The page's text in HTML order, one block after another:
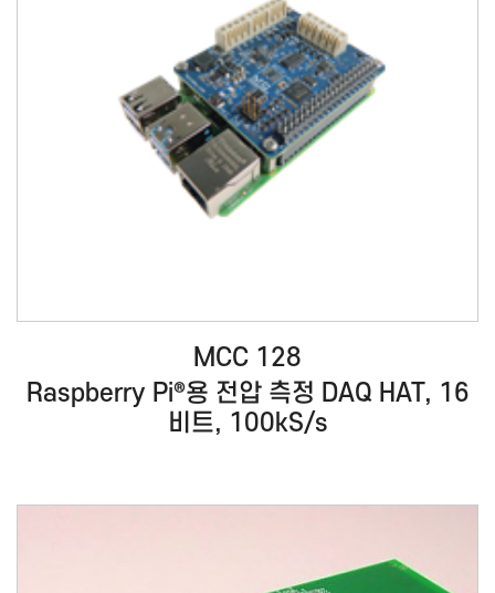
MCC 128
Raspberry Pi®용 전압 측정 DAQ HAT, 16
비트, 100kS/s